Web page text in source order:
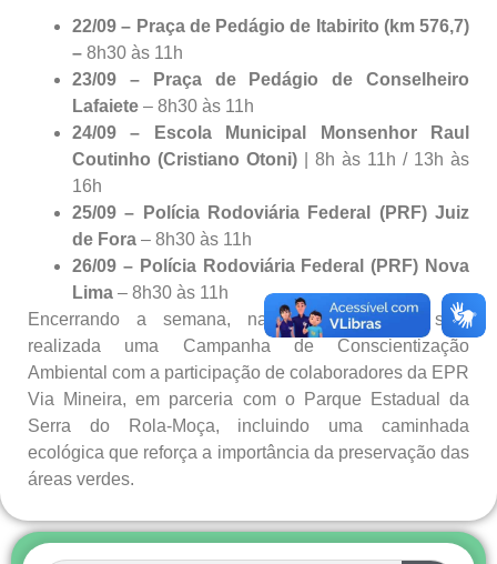
22/09 – Praça de Pedágio de Itabirito (km 576,7)
– 8h30 às 11h
23/09 – Praça de Pedágio de Conselheiro
Lafaiete – 8h30 às 11h
24/09 – Escola Municipal Monsenhor Raul
Coutinho (Cristiano Otoni) | 8h às 11h / 13h às
16h
25/09 – Polícia Rodoviária Federal (PRF) Juiz
de Fora – 8h30 às 11h
26/09 – Polícia Rodoviária Federal (PRF) Nova
Lima – 8h30 às 11h
Encerrando a semana, na sexta-feira (26), será
realizada uma Campanha de Conscientização
Ambiental com a participação de colaboradores da EPR
Via Mineira, em parceria com o Parque Estadual da
Serra do Rola-Moça, incluindo uma caminhada
ecológica que reforça a importância da preservação das
áreas verdes.